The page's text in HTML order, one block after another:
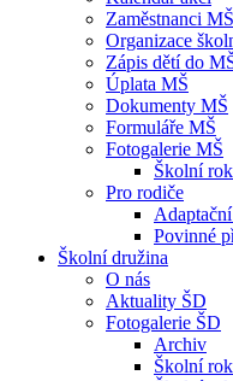
Zaměstnanci MŠ
Organizace
Zápis dětí do
Úplata MŠ
Dokumenty MŠ
Formuláře MŠ
Fotogalerie MŠ
Školní
Pro rodiče
Povinné
Školní družina
O nás
Aktuality ŠD
Fotogalerie ŠD
Archiv
Školní